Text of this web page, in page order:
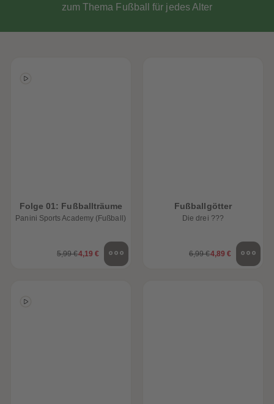
zum Thema Fußball für jedes Alter
Folge 01: Fußballträume
Panini Sports Academy (Fußball)
5,99 €4,19 €
Fußballgötter
Die drei ???
6,99 €4,89 €